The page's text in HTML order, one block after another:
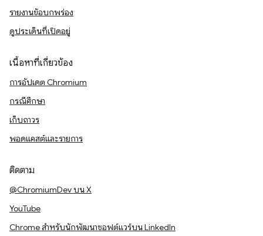
รายงานข้อบกพร่อง
ดูประเด็นที่เปิดอยู่
เนื้อหาที่เกี่ยวข้อง
การอัปเดต Chromium
กรณีศึกษา
เก็บถาวร
พอดแคสต์และรายการ
ติดตาม
@ChromiumDev บน X
YouTube
Chrome สำหรับนักพัฒนาซอฟต์แวร์บน LinkedIn